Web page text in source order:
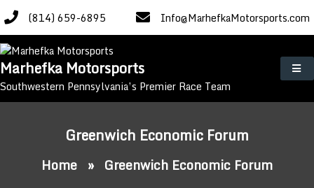
Skip
to
content
(814) 659-6895 Info@MarhefkaMotorsports.com
Marhefka Motorsports
Southwestern Pennsylvania’s Premier Race Team
Greenwich Economic Forum
Home » Greenwich Economic Forum